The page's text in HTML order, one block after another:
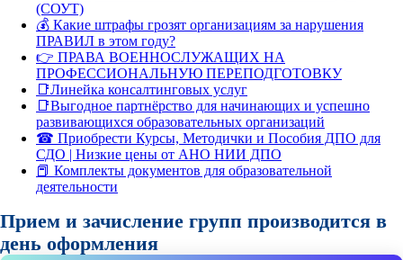
(СОУТ)
💰 Какие штрафы грозят организациям за нарушения
ПРАВИЛ в этом году?
👉 ПРАВА ВОЕННОСЛУЖАЩИХ НА
ПРОФЕССИОНАЛЬНУЮ ПЕРЕПОДГОТОВКУ
📑Линейка консалтинговых услуг
📑Выгодное партнёрство для начинающих и успешно
развивающихся образовательных организаций
☎ Приобрести Курсы, Методички и Пособия ДПО для
СДО | Низкие цены от АНО НИИ ДПО
📕 Комплекты документов для образовательной
деятельности
Прием и зачисление групп производится в
день оформления